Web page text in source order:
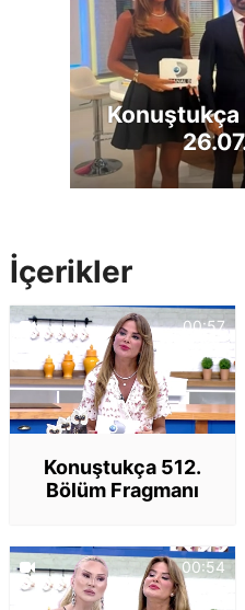
Konuştukça
İçerikler
00:57
Konuştukça 512.
Bölüm Fragmanı
00:54